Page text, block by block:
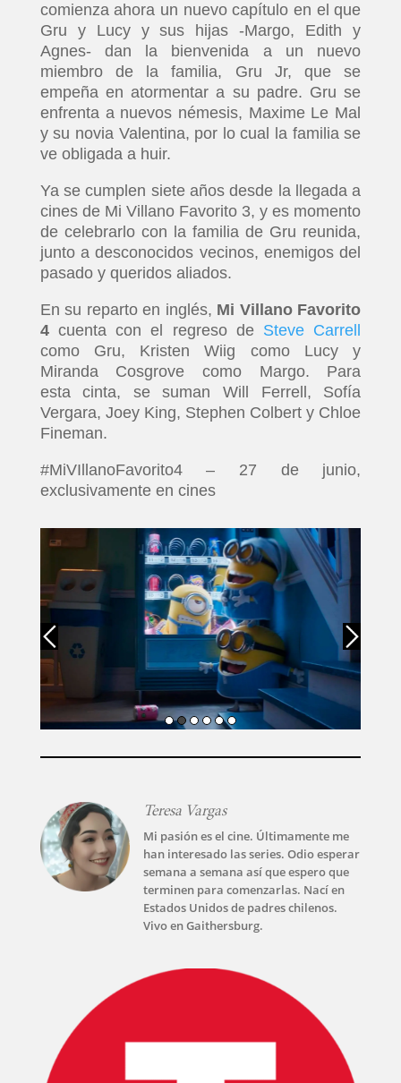
comienza ahora un nuevo capítulo en el que
Gru y Lucy y sus hijas -Margo, Edith y
Agnes- dan la bienvenida a un nuevo
miembro de la familia, Gru Jr, que se
empeña en atormentar a su padre. Gru se
enfrenta a nuevos némesis, Maxime Le Mal
y su novia Valentina, por lo cual la familia se
ve obligada a huir.
Ya se cumplen siete años desde la llegada a
cines de Mi Villano Favorito 3, y es momento
de celebrarlo con la familia de Gru reunida,
junto a desconocidos vecinos, enemigos del
pasado y queridos aliados.
En su reparto en inglés, Mi Villano Favorito
4 cuenta con el regreso de Steve Carrell
como Gru, Kristen Wiig como Lucy y
Miranda Cosgrove como Margo. Para
esta cinta, se suman Will Ferrell, Sofía
Vergara, Joey King, Stephen Colbert y Chloe
Fineman.
#MiVIllanoFavorito4 – 27 de junio,
exclusivamente en cines
Teresa Vargas
Mi pasión es el cine. Últimamente me
han interesado las series. Odio esperar
semana a semana así que espero que
terminen para comenzarlas. Nací en
Estados Unidos de padres chilenos.
Vivo en Gaithersburg.